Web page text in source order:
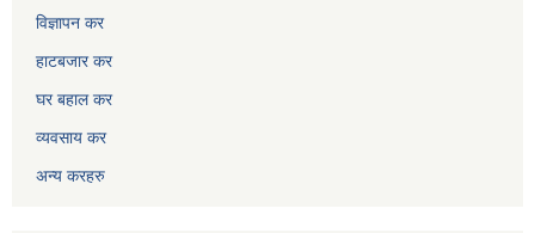
विज्ञापन कर
हाटबजार कर
घर बहाल कर
व्यवसाय कर
अन्य करहरु